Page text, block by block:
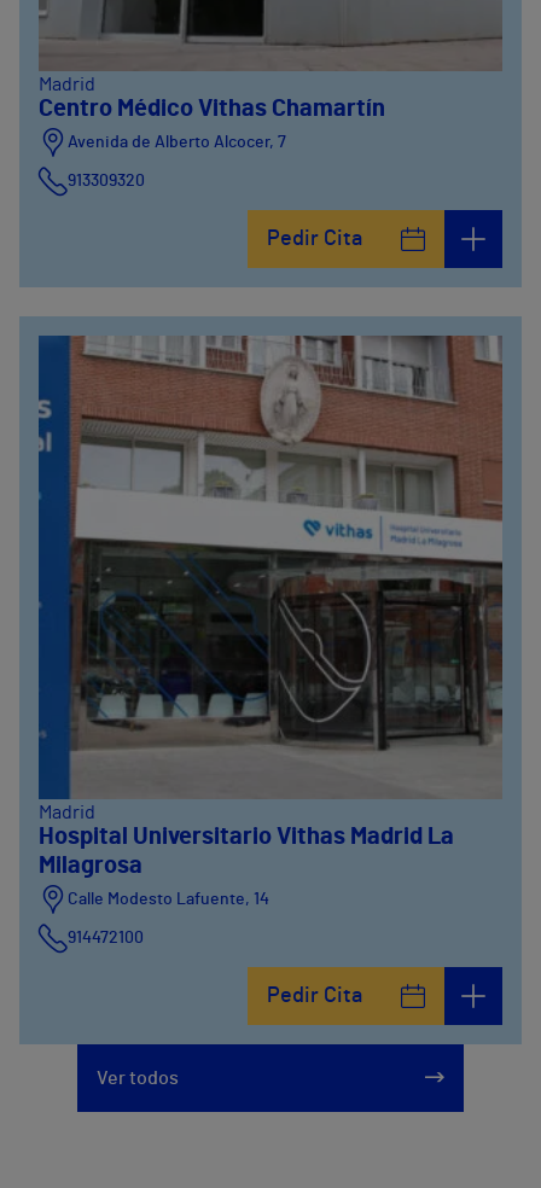
Madrid
Centro Médico Vithas Chamartín
Avenida de Alberto Alcocer, 7
913309320
Pedir Cita
Madrid
Hospital Universitario Vithas Madrid La
Milagrosa
Calle Modesto Lafuente, 14
914472100
Pedir Cita
Ver todos